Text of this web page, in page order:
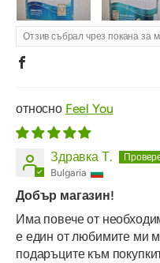
Отзив събрал чрез покана за
Feel You
Здравка Т.
Bulgaria
Добър магазин!
Има повече от
е един от любимите ми
подаръците към